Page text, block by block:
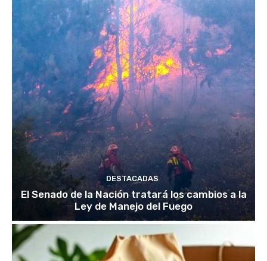
DESTACADAS
El Senado de la Nación tratará los cambios a la
Ley de Manejo del Fuego